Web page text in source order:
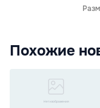
Похожие